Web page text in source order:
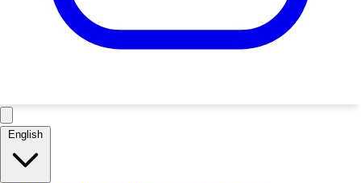
English